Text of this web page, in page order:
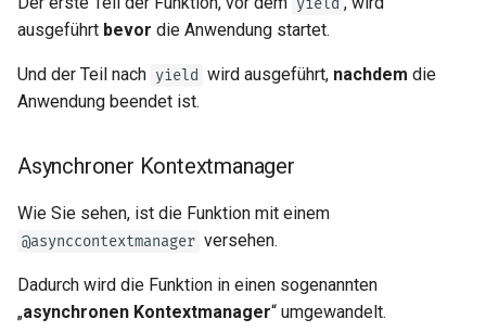
ausgeführt bevor die Anwendung startet.
Und der Teil nach yield wird ausgeführt, nachdem die
Anwendung beendet ist.
Asynchroner Kontextmanager
Wie Sie sehen, ist die Funktion mit einem
@asynccontextmanager versehen.
Dadurch wird die Funktion in einen sogenannten
„asynchronen Kontextmanager“ umgewandelt.